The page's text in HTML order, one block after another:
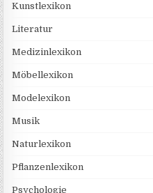
Kunstlexikon
Literatur
Medizinlexikon
Möbellexikon
Modelexikon
Musik
Naturlexikon
Pflanzenlexikon
Psychologie